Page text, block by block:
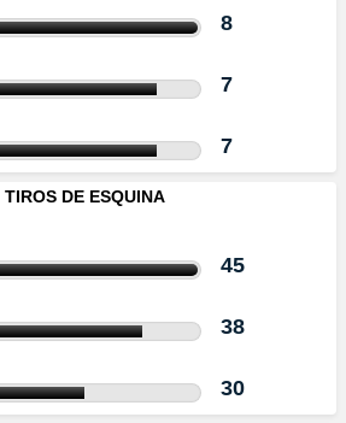
8
7
7
TIROS DE ESQUINA
45
38
30